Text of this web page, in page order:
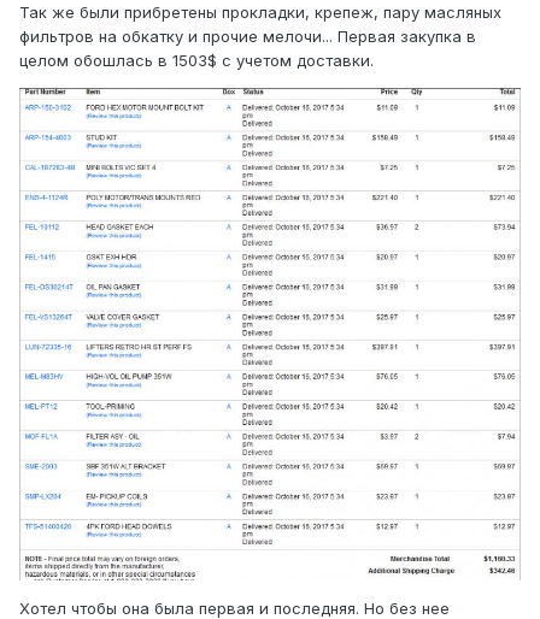
Так же были прибретены прокладки, крепеж, пару масляных
фильтров на обкатку и прочие мелочи... Первая закупка в
целом обошлась в 1503$ с учетом доставки.
Хотел чтобы она была первая и последняя. Но без нее